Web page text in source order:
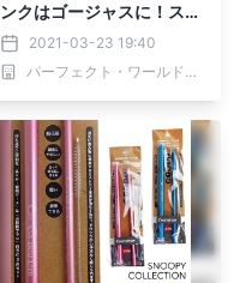
ンクはゴージャスに！スヌ
ーピーデザインのケース付
きアルミ製ストローに新
色。
2021-03-23 19:40
パーフェクト・ワールド株式会社